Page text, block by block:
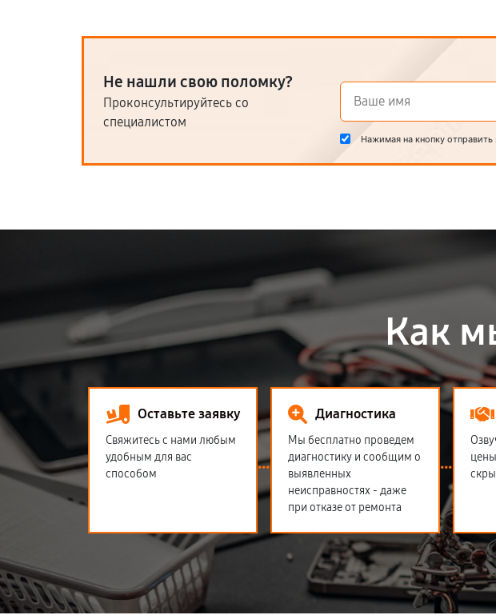
Не нашли свою поломку?
Проконсультируйтесь со
специалистом
Нажимая на кнопку
Как
Оставьте заявку
Свяжитесь с нами любым
удобным для вас
способом
Диагностика
Мы бесплатно проведем
диагностику и сообщим о
выявленных
неисправностях - даже
при отказе от ремонта